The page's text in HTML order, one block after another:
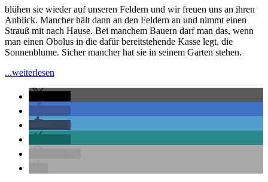
blühen sie wieder auf unseren Feldern und wir freuen uns an ihren
Anblick. Mancher hält dann an den Feldern an und nimmt einen
Strauß mit nach Hause. Bei manchem Bauern darf man das, wenn
man einen Obolus in die dafür bereitstehende Kasse legt, die
Sonnenblume. Sicher mancher hat sie in seinem Garten stehen.
...weiterlesen